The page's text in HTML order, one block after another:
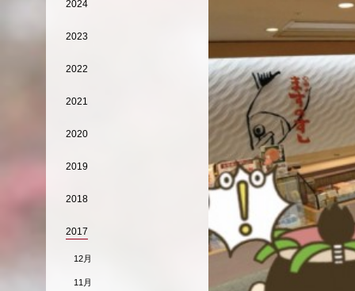
2024
2023
2022
2021
2020
2019
2018
2017
12月
11月